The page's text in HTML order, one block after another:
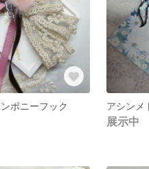
ポニーフック アシンメ
展示中